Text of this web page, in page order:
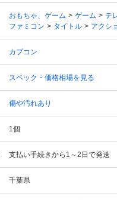
おもちゃ、ゲーム ゲーム
テ
ファミコン
タイトル アクシ
カプコン
スペック・価格相場を見る
傷や汚れあり
1個
支払い手続きから1～2日で発送
千葉県